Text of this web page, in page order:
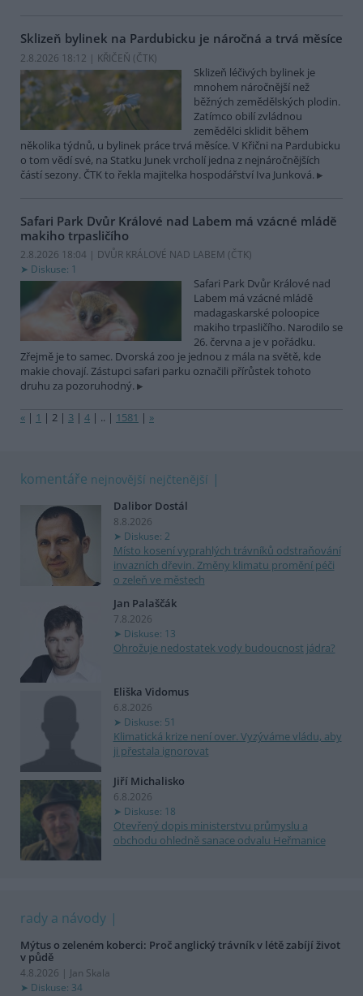
Sklizeň bylinek na Pardubicku je náročná a trvá měsíce
2.8.2026 18:12 | KŘIČEŇ (ČTK)
Sklizeň léčivých bylinek je
mnohem náročnější než
běžných zemědělských plodin.
Zatímco obilí zvládnou
zemědělci sklidit během
několika týdnů, u bylinek práce trvá měsíce. V Křični na Pardubicku
o tom vědí své, na Statku Junek vrcholí jedna z nejnáročnějších
částí sezony. ČTK to řekla majitelka hospodářství Iva Junková.
Safari Park Dvůr Králové nad Labem má vzácné mládě
makiho trpasličího
2.8.2026 18:04 | DVŮR KRÁLOVÉ NAD LABEM (ČTK)
Diskuse: 1
Safari Park Dvůr Králové nad
Labem má vzácné mládě
madagaskarské poloopice
makiho trpasličího. Narodilo se
26. června a je v pořádku.
Zřejmě je to samec. Dvorská zoo je jednou z mála na světě, kde
makie chovají. Zástupci safari parku označili přírůstek tohoto
druhu za pozoruhodný.
« | 1 | 2 | 3 | 4 | .. | 1581 | »
komentáře nejnovější nejčtenější
Dalibor Dostál
8.8.2026
Diskuse: 2
Místo kosení vyprahlých trávníků odstraňování
invazních dřevin. Změny klimatu promění péči
o zeleň ve městech
Jan Palaščák
7.8.2026
Diskuse: 13
Ohrožuje nedostatek vody budoucnost jádra?
Eliška Vidomus
6.8.2026
Diskuse: 51
Klimatická krize není over. Vyzýváme vládu, aby
ji přestala ignorovat
Jiří Michalisko
6.8.2026
Diskuse: 18
Otevřený dopis ministerstvu průmyslu a
obchodu ohledně sanace odvalu Heřmanice
rady a návody
Mýtus o zeleném koberci: Proč anglický trávník v létě zabíjí život
v půdě
4.8.2026 | Jan Skala
Diskuse: 34